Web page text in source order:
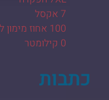
7 אקסל
100 אחוז מימון לרכב
0 קילומטר
כתבות